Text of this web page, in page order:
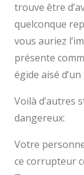
trouve être
quelconque
vous auriez
présente
égide aisé
Voilà d’autres
dangereux:
Votre
ce corrupteur